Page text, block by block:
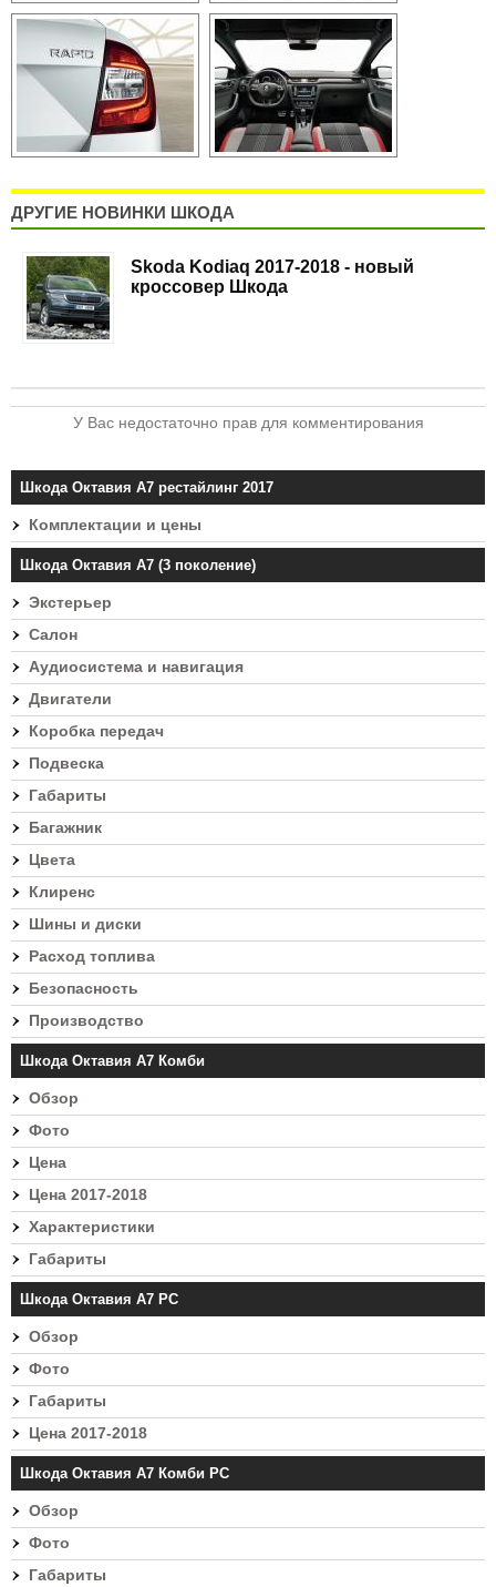
AdmirorGallery 5.0.0, author/sVasiljevski&Kekeljevic.
ДРУГИЕ НОВИНКИ ШКОДА
Skoda Kodiaq 2017-2018 - новый
кроссовер Шкода
У Вас недостаточно прав для комментирования
Шкода Октавия А7 рестайлинг 2017
Комплектации и цены
Шкода Октавия А7 (3 поколение)
Экстерьер
Салон
Аудиосистема и навигация
Двигатели
Коробка передач
Подвеска
Габариты
Багажник
Цвета
Клиренс
Шины и диски
Расход топлива
Безопасность
Производство
Шкода Октавия А7 Комби
Обзор
Фото
Цена
Цена 2017-2018
Характеристики
Габариты
Шкода Октавия А7 РС
Обзор
Фото
Габариты
Цена 2017-2018
Шкода Октавия А7 Комби РС
Обзор
Фото
Габариты